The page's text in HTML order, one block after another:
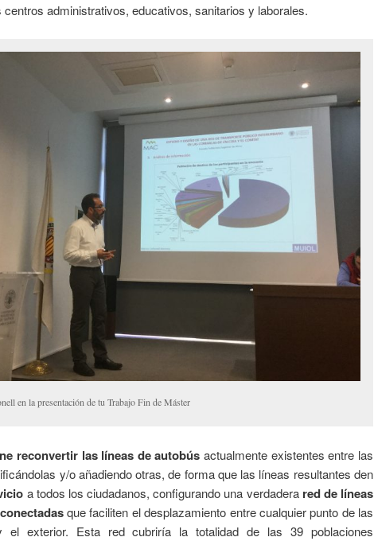
centros administrativos, educativos, sanitarios y laborales.
en la presentación de tu Trabajo Fin de Máster
reconvertir las líneas de autobús actualmente existentes entre las
y/o añadiendo otras, de forma que las líneas resultantes den
a todos los ciudadanos, configurando una verdadera red de líneas
que faciliten el desplazamiento entre cualquier punto de las
el exterior. Esta red cubriría la totalidad de las 39 poblaciones